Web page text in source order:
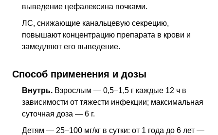
выведение цефалексина почками.
ЛС, снижающие канальцевую секрецию,
повышают концентрацию препарата в крови и
замедляют его выведение.
Способ применения и дозы
Внутрь. Взрослым — 0,5–1,5 г каждые 12 ч в
зависимости от тяжести инфекции; максимальная
суточная доза — 6 г.
Детям — 25–100 мг/кг в сутки: от 1 года до 6 лет —